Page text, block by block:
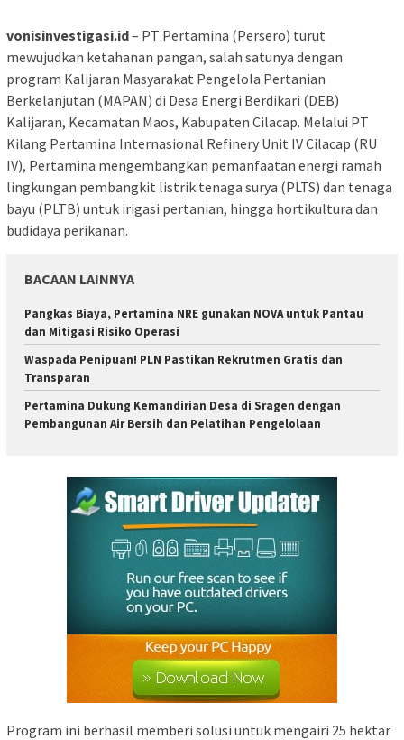
vonisinvestigasi.id– PT Pertamina (Persero) turut
mewujudkan ketahanan pangan, salah satunya dengan
program Kalijaran Masyarakat Pengelola Pertanian
Berkelanjutan (MAPAN) di Desa Energi Berdikari (DEB)
Kalijaran, Kecamatan Maos, Kabupaten Cilacap. Melalui PT
Kilang Pertamina Internasional Refinery Unit IV Cilacap (RU
IV), Pertamina mengembangkan pemanfaatan energi ramah
lingkungan pembangkit listrik tenaga surya (PLTS) dan tenaga
bayu (PLTB) untuk irigasi pertanian, hingga hortikultura dan
budidaya perikanan.
BACAAN LAINNYA
Pangkas Biaya, Pertamina NRE gunakan NOVA untuk Pantau
dan Mitigasi Risiko Operasi
Waspada Penipuan! PLN Pastikan Rekrutmen Gratis dan
Transparan
Pertamina Dukung Kemandirian Desa di Sragen dengan
Pembangunan Air Bersih dan Pelatihan Pengelolaan
Program ini berhasil memberi solusi untuk mengairi 25 hektar